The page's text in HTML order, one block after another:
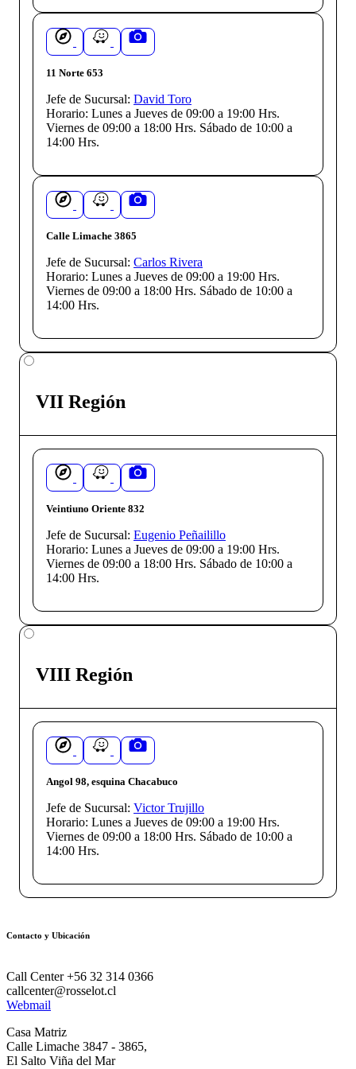
11 Norte 653
Jefe de Sucursal: David Toro
Horario: Lunes a Jueves de 09:00 a 19:00 Hrs.
Viernes de 09:00 a 18:00 Hrs. Sábado de 10:00 a
14:00 Hrs.
Calle Limache 3865
Jefe de Sucursal: Carlos Rivera
Horario: Lunes a Jueves de 09:00 a 19:00 Hrs.
Viernes de 09:00 a 18:00 Hrs. Sábado de 10:00 a
14:00 Hrs.
VII Región
Veintiuno Oriente 832
Jefe de Sucursal: Eugenio Peñailillo
Horario: Lunes a Jueves de 09:00 a 19:00 Hrs.
Viernes de 09:00 a 18:00 Hrs. Sábado de 10:00 a
14:00 Hrs.
VIII Región
Angol 98, esquina Chacabuco
Jefe de Sucursal: Victor Trujillo
Horario: Lunes a Jueves de 09:00 a 19:00 Hrs.
Viernes de 09:00 a 18:00 Hrs. Sábado de 10:00 a
14:00 Hrs.
Contacto y Ubicación
Call Center +56 32 314 0366
callcenter@rosselot.cl
Webmail
Casa Matriz
Calle Limache 3847 - 3865,
El Salto Viña del Mar